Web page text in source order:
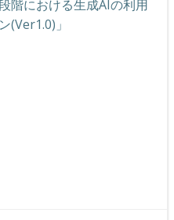
階における生成AIの利用
(Ver1.0)」